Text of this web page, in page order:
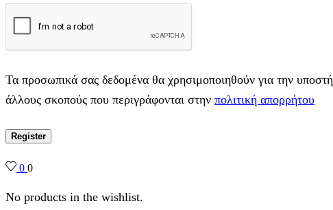
Τα προσωπικά σας δεδομένα θα χρησιμοποιηθούν για την
άλλους σκοπούς που περιγράφονται στην πολιτική απορρήτου
Register
0 0
No products in the wishlist.